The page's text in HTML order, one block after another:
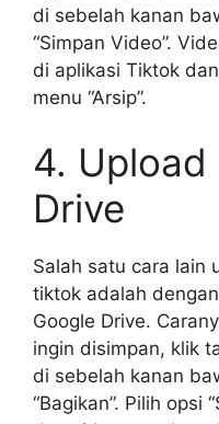
di sebelah kanan
“Simpan Video”.
di aplikasi Tiktok
menu “Arsip”.
4. Upload
Drive
Salah satu cara lain
tiktok adalah
Google Drive.
ingin disimpan, klik
di sebelah kanan
“Bagikan”. Pilih opsi